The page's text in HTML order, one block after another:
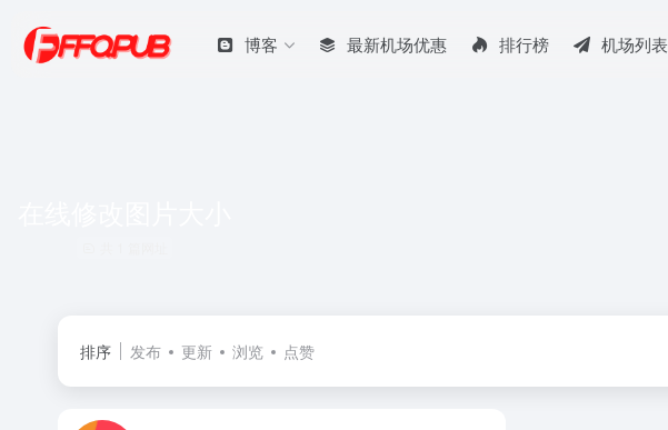
博客 最新机场优惠 排行榜 机场列表
排序 发布 更新 浏览 点赞